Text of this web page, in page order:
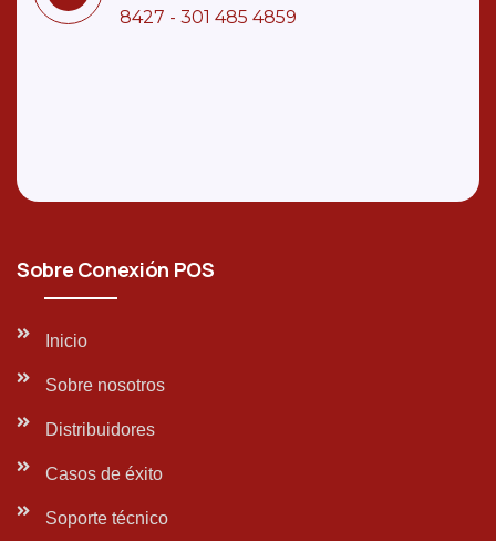
8427 - 301 485 4859
Sobre Conexión POS
Inicio
Sobre nosotros
Distribuidores
Casos de éxito
Soporte técnico